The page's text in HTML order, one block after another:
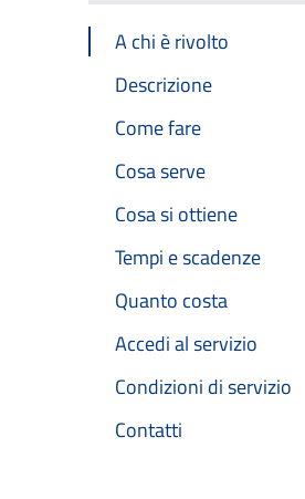
A chi è rivolto
Descrizione
Come fare
Cosa serve
Cosa si ottiene
Tempi e scadenze
Quanto costa
Accedi al servizio
Condizioni di servizio
Contatti